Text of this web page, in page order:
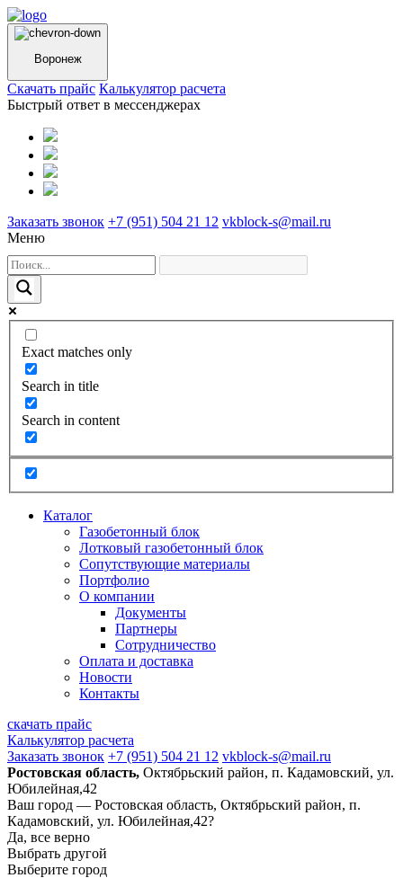
Воронеж
Cкачать прайс Калькулятор расчета
Быстрый ответ в мессенджерах
Заказать звонок +7 (951) 504 21 12 vkblock-s@mail.ru
Меню
Exact matches only
Search in title
Search in content
Каталог
Газобетонный блок
Лотковый газобетонный блок
Сопутствующие материалы
Портфолио
О компании
Документы
Партнеры
Сотрудничество
Оплата и доставка
Новости
Контакты
скачать прайс
Калькулятор расчета
Заказать звонок +7 (951) 504 21 12 vkblock-s@mail.ru
Ростовская область, Октябрьский район, п. Кадамовский, ул.
Юбилейная,42
Ваш город — Ростовская область, Октябрьский район, п.
Кадамовский, ул. Юбилейная,42?
Да, все верно
Выбрать другой
Выберите город